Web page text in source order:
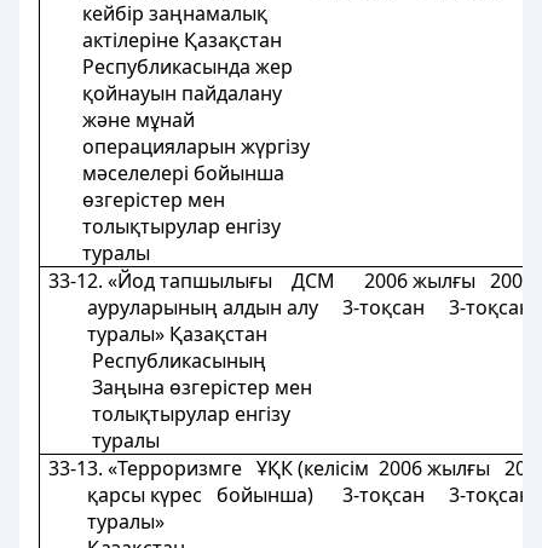
кейбір заңнамалық
актілеріне Қазақстан
Республикасында жер
қойнауын пайдалану
және мұнай
операцияларын жүргізу
мәселелері бойынша
өзгерістер мен
толықтырулар енгізу
туралы
33-12. «Йод тапшылығы ДСМ 2006 жылғы
ауруларының алдын алу 3-тоқсан 3-
туралы» Қазақстан
Республикасының
Заңына өзгерістер мен
толықтырулар енгізу
туралы
33-13. «Терроризмге ҰҚК (келісім 2006 жылғы
қарсы күрес бойынша) 3-тоқсан 3-тоқсан
туралы»